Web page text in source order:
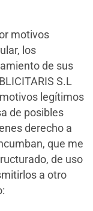
motivos
los
de sus
S.L
legítimos
de posibles
derecho a
que me
de uso
a otro